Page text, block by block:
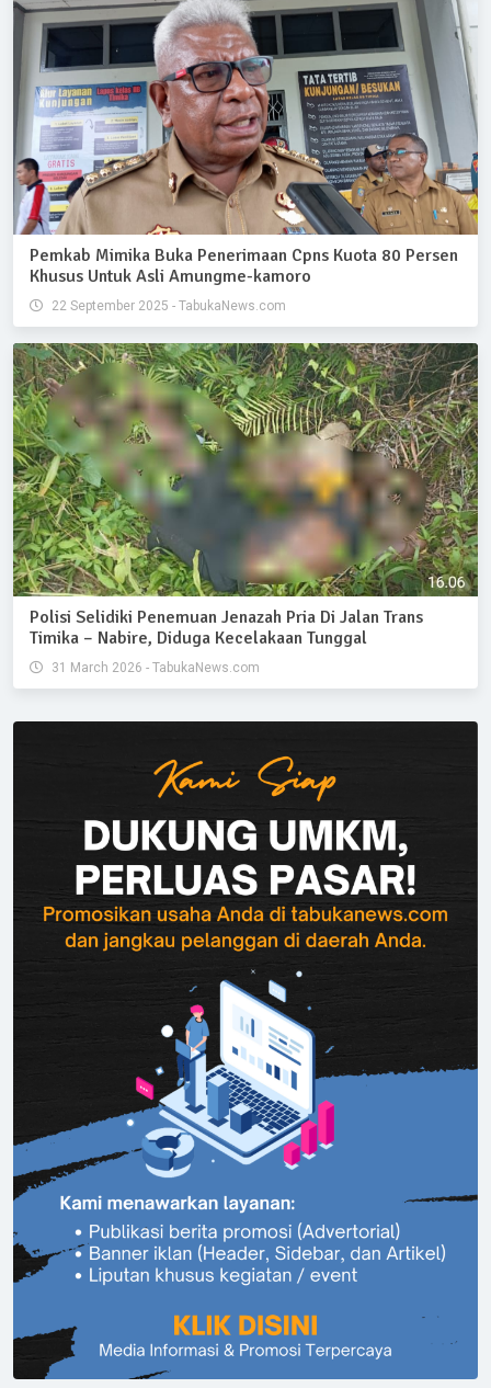
Pemkab Mimika Buka Penerimaan Cpns Kuota 80 Persen
Khusus Untuk Asli Amungme-kamoro
22 September 2025 - TabukaNews.com
Polisi Selidiki Penemuan Jenazah Pria Di Jalan Trans
Timika – Nabire, Diduga Kecelakaan Tunggal
31 March 2026 - TabukaNews.com